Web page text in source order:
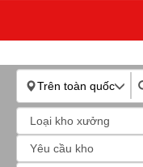
Trên toàn quốc